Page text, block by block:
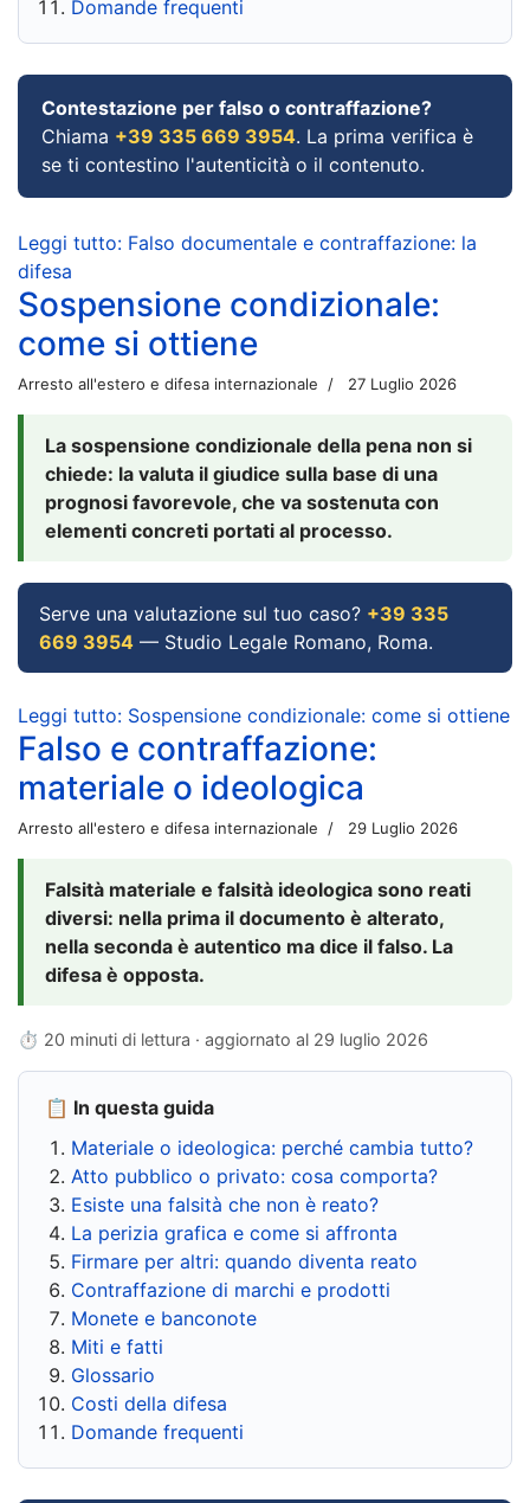
Domande frequenti
Contestazione per falso o contraffazione?
Chiama +39 335 669 3954. La prima verifica è
se ti contestino l'autenticità o il contenuto.
Leggi tutto: Falso documentale e contraffazione: la
difesa
Sospensione condizionale:
come si ottiene
Arresto all'estero e difesa internazionale 27 Luglio 2026
La sospensione condizionale della pena non si
chiede: la valuta il giudice sulla base di una
prognosi favorevole, che va sostenuta con
elementi concreti portati al processo.
Serve una valutazione sul tuo caso? +39 335
669 3954 — Studio Legale Romano, Roma.
Leggi tutto: Sospensione condizionale: come si ottiene
Falso e contraffazione:
materiale o ideologica
Arresto all'estero e difesa internazionale 29 Luglio 2026
Falsità materiale e falsità ideologica sono reati
diversi: nella prima il documento è alterato,
nella seconda è autentico ma dice il falso. La
difesa è opposta.
⏱ 20 minuti di lettura · aggiornato al 29 luglio 2026
📋 In questa guida
Materiale o ideologica: perché cambia tutto?
Atto pubblico o privato: cosa comporta?
Esiste una falsità che non è reato?
La perizia grafica e come si affronta
Firmare per altri: quando diventa reato
Contraffazione di marchi e prodotti
Monete e banconote
Miti e fatti
Glossario
Costi della difesa
Domande frequenti